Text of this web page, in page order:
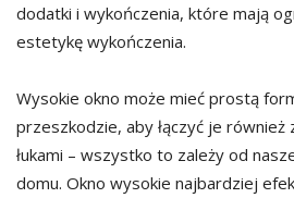
dodatki i wykończenia, które mają
estetykę wykończenia.
Wysokie okno może mieć prostą
przeszkodzie, aby łączyć je również
łukami – wszystko to zależy od
domu. Okno wysokie najbardziej